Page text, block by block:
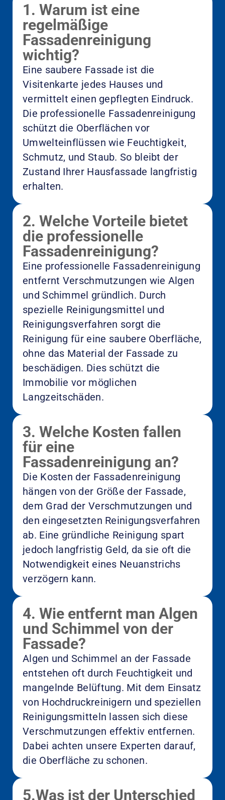
1. Warum ist eine
regelmäßige
Fassadenreinigung
wichtig?
Eine saubere Fassade ist die
Visitenkarte jedes Hauses und
vermittelt einen gepflegten Eindruck.
Die professionelle Fassadenreinigung
schützt die Oberflächen vor
Umwelteinflüssen wie Feuchtigkeit,
Schmutz, und Staub. So bleibt der
Zustand Ihrer Hausfassade langfristig
erhalten.
2. Welche Vorteile bietet
die professionelle
Fassadenreinigung?
Eine professionelle Fassadenreinigung
entfernt Verschmutzungen wie Algen
und Schimmel gründlich. Durch
spezielle Reinigungsmittel und
Reinigungsverfahren sorgt die
Reinigung für eine saubere Oberfläche,
ohne das Material der Fassade zu
beschädigen. Dies schützt die
Immobilie vor möglichen
Langzeitschäden.
3. Welche Kosten fallen
für eine
Fassadenreinigung an?
Die Kosten der Fassadenreinigung
hängen von der Größe der Fassade,
dem Grad der Verschmutzungen und
den eingesetzten Reinigungsverfahren
ab. Eine gründliche Reinigung spart
jedoch langfristig Geld, da sie oft die
Notwendigkeit eines Neuanstrichs
verzögern kann.
4. Wie entfernt man Algen
und Schimmel von der
Fassade?
Algen und Schimmel an der Fassade
entstehen oft durch Feuchtigkeit und
mangelnde Belüftung. Mit dem Einsatz
von Hochdruckreinigern und speziellen
Reinigungsmitteln lassen sich diese
Verschmutzungen effektiv entfernen.
Dabei achten unsere Experten darauf,
die Oberfläche zu schonen.
5.Was ist der Unterschied